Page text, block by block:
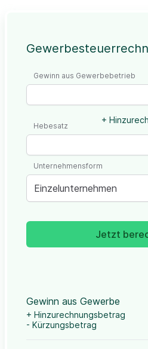
Gewinn aus Gewerbebetrieb
+
Hebesatz
Einzelunternehmen
Unternehmensform
Jetzt
Gewinn aus Gewerbe
+ Hinzurechnungsbetrag
- Kürzungsbetrag